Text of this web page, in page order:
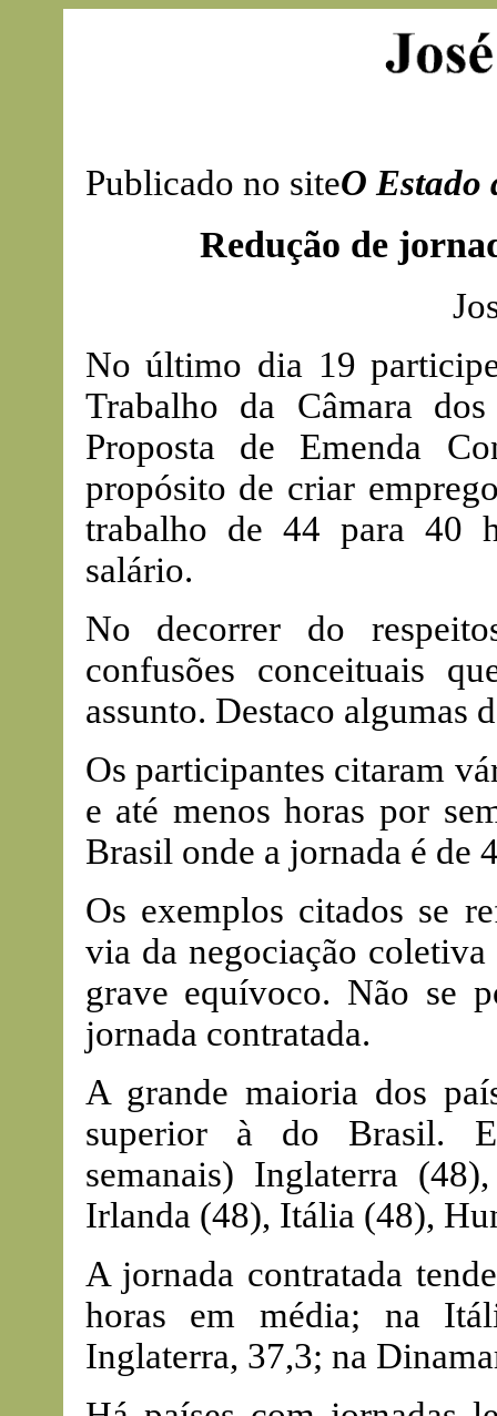
Publicado no siteO Estado
Redução de
No último dia 19
Trabalho da Câmara
Proposta de Emenda
propósito de criar
trabalho de 44 para 40
salário.
No decorrer do
confusões conceituais
assunto. Destaco algumas
Os participantes citaram
e até menos horas por
Brasil onde a jornada é de
Os exemplos citados se
via da negociação
grave equívoco. Não se
jornada contratada.
A grande maioria dos
superior à do Brasil.
semanais) Inglaterra
Irlanda (48), Itália (48),
A jornada contratada
horas em média; na
Inglaterra, 37,3; na